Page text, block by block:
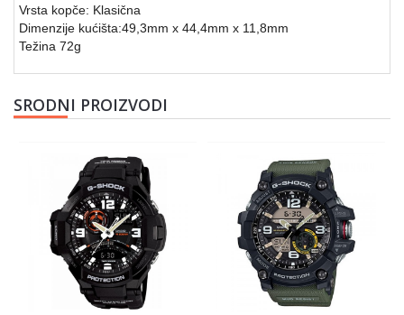
Vrsta kopče: Klasična
Dimenzije kućišta:49,3mm x 44,4mm x 11,8mm
Težina 72g
SRODNI PROIZVODI